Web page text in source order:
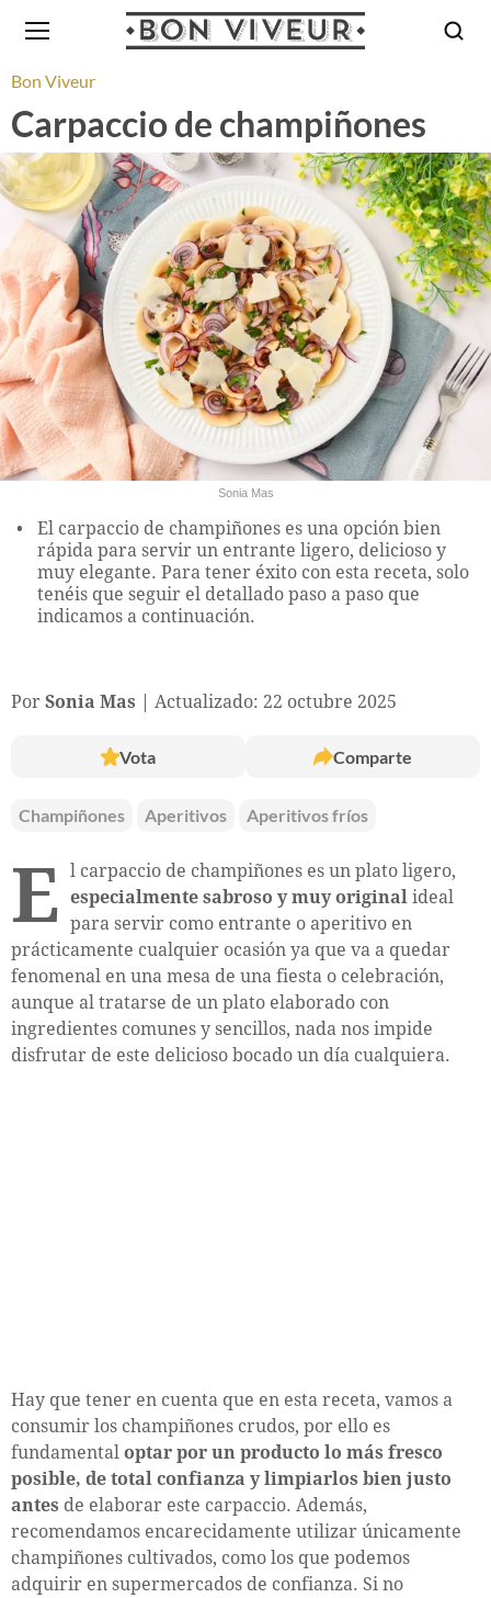
Bon Viveur
Carpaccio de champiñones
Sonia Mas
El carpaccio de champiñones es una opción bien
rápida para servir un entrante ligero, delicioso y
muy elegante. Para tener éxito con esta receta, solo
tenéis que seguir el detallado paso a paso que
indicamos a continuación.
Por Sonia Mas Actualizado: 22 octubre 2025
Vota Comparte
Champiñones Aperitivos Aperitivos fríos
E l carpaccio de champiñones es un plato ligero,
especialmente sabroso y muy original ideal
para servir como entrante o aperitivo en
prácticamente cualquier ocasión ya que va a quedar
fenomenal en una mesa de una fiesta o celebración,
aunque al tratarse de un plato elaborado con
ingredientes comunes y sencillos, nada nos impide
disfrutar de este delicioso bocado un día cualquiera.
Hay que tener en cuenta que en esta receta, vamos a
consumir los champiñones crudos, por ello es
fundamental optar por un producto lo más fresco
posible, de total confianza y limpiarlos bien justo
antes de elaborar este carpaccio. Además,
recomendamos encarecidamente utilizar únicamente
champiñones cultivados, como los que podemos
adquirir en supermercados de confianza. Si no